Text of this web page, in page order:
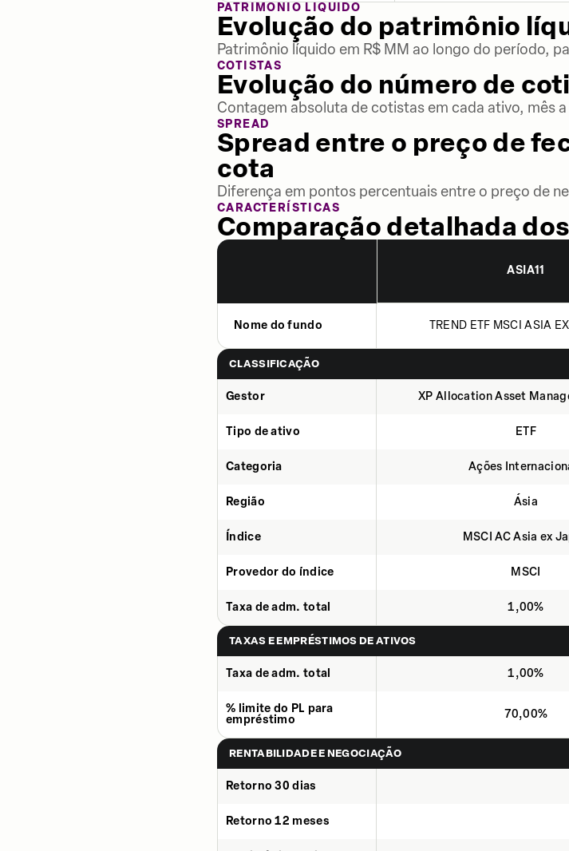
PATRIMÔNIO LÍQUIDO
Evolução do patrimônio
Patrimônio líquido em R$ MM ao longo do período,
COTISTAS
Evolução do número de
Contagem absoluta de cotistas em cada ativo, mês a
SPREAD
Spread entre o preço de
cota
Diferença em pontos percentuais entre o preço de
CARACTERÍSTICAS
Comparação detalhada
ASIA11
Nome do fundo TREND ETF MSCI ASIA
CLASSIFICAÇÃO
Gestor XP Allocation Asset
Tipo de ativo ETF
Categoria Ações
Região Ásia
Índice MSCI AC Asia ex
Provedor do índice MSCI
Taxa de adm. total 1,00%
TAXAS E EMPRÉSTIMOS DE ATIVOS
Taxa de adm. total 1,00%
% limite do PL para
empréstimo
70,00%
RENTABILIDADE E NEGOCIAÇÃO
Retorno 30 dias
Retorno 12 meses